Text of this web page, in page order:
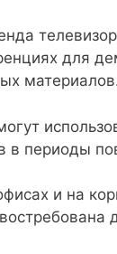
для
в периоды
и на